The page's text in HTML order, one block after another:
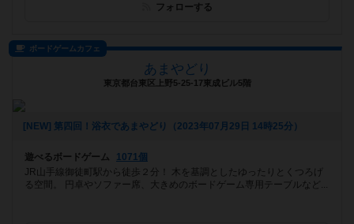
フォローする
ボードゲームカフェ
あまやどり
東京都台東区上野5-25-17東成ビル5階
[NEW] 第四回！浴衣であまやどり（2023年07月29日 14時25分）
遊べるボードゲーム
1071個
JR山手線御徒町駅から徒歩２分！ 木を基調としたゆったりとくつろげ
る空間。 円卓やソファー席、大きめのボードゲーム専用テーブルなど...